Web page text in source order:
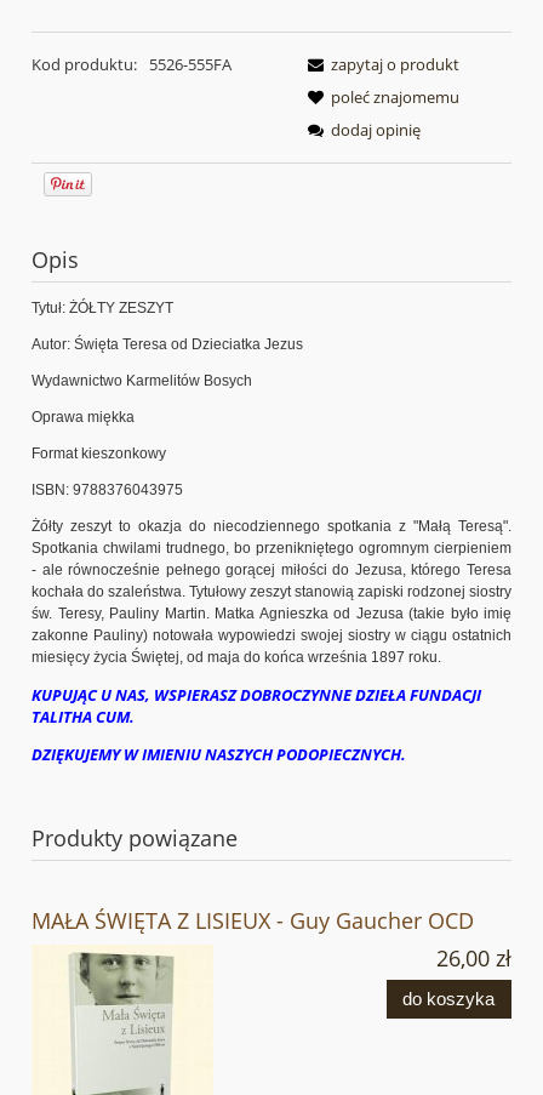
Kod produktu: 5526-555FA
zapytaj o produkt
poleć znajomemu
dodaj opinię
Opis
Tytuł: ŻÓŁTY ZESZYT
Autor: Święta Teresa od Dzieciatka Jezus
Wydawnictwo Karmelitów Bosych
Oprawa miękka
Format kieszonkowy
ISBN: 9788376043975
Żółty zeszyt to okazja do niecodziennego spotkania z "Małą Teresą".
Spotkania chwilami trudnego, bo przenikniętego ogromnym cierpieniem
- ale równocześnie pełnego gorącej miłości do Jezusa, którego Teresa
kochała do szaleństwa. Tytułowy zeszyt stanowią zapiski rodzonej siostry
św. Teresy, Pauliny Martin. Matka Agnieszka od Jezusa (takie było imię
zakonne Pauliny) notowała wypowiedzi swojej siostry w ciągu ostatnich
miesięcy życia Świętej, od maja do końca września 1897 roku.
KUPUJĄC U NAS, WSPIERASZ DOBROCZYNNE DZIEŁA FUNDACJI
TALITHA CUM.
DZIĘKUJEMY W IMIENIU NASZYCH PODOPIECZNYCH.
Produkty powiązane
MAŁA ŚWIĘTA Z LISIEUX - Guy Gaucher OCD
26,00 zł
do koszyka